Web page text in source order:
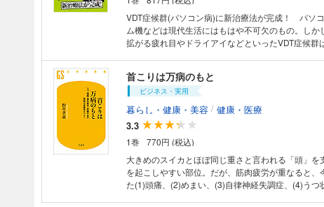
「コリ」を生じます。 じつはこの「コリ」が大切な神経、 とくに自律神
経を圧迫することで、 数々の不調を引き起こしていたので
不良を改善するためにはどうすればいいのか？ 答えは単純です。 首に疲
労と「コリ」をためなければいいのです。 そもそも
は、 私たちの生活が、携帯電話やパソコンの普及
なっているからです。 下を向くことで首の後ろ側の筋肉に 負担がかかっ
てしまい、「首コリ」が生じます。 ですから、「上向き生活」をするよう
まい、冷えなどの体調不良に悩まされない、 一生健
できるのです。 首にいい習慣と悪い習慣、首のストレッチ、 また、多く
寄せられる悩みや改善ポイントを、 本書では丁寧に紹
える一冊です。
VDT症候群(パソコン病)に新治療法が完成！ パソ
ム機などは現代生活にはもはや不可欠のもの。しか
拡がる疲れ目やドライアイなどといったVDT症候群
は必読のVDT症候群の対策と予防法を解説する。
首こりは万病のもと
ビジネス・実用
暮らし・健康・美容 / 健康・医療
3.3
1巻
770円 (税込)
大きめのスイカとほぼ同じ重さと言われる「頭」を
を起こしやすい部位。だが、筋肉疲労が重なると、
た(1)頭痛、(2)めまい、(3)自律神経失調症、(4)うつ